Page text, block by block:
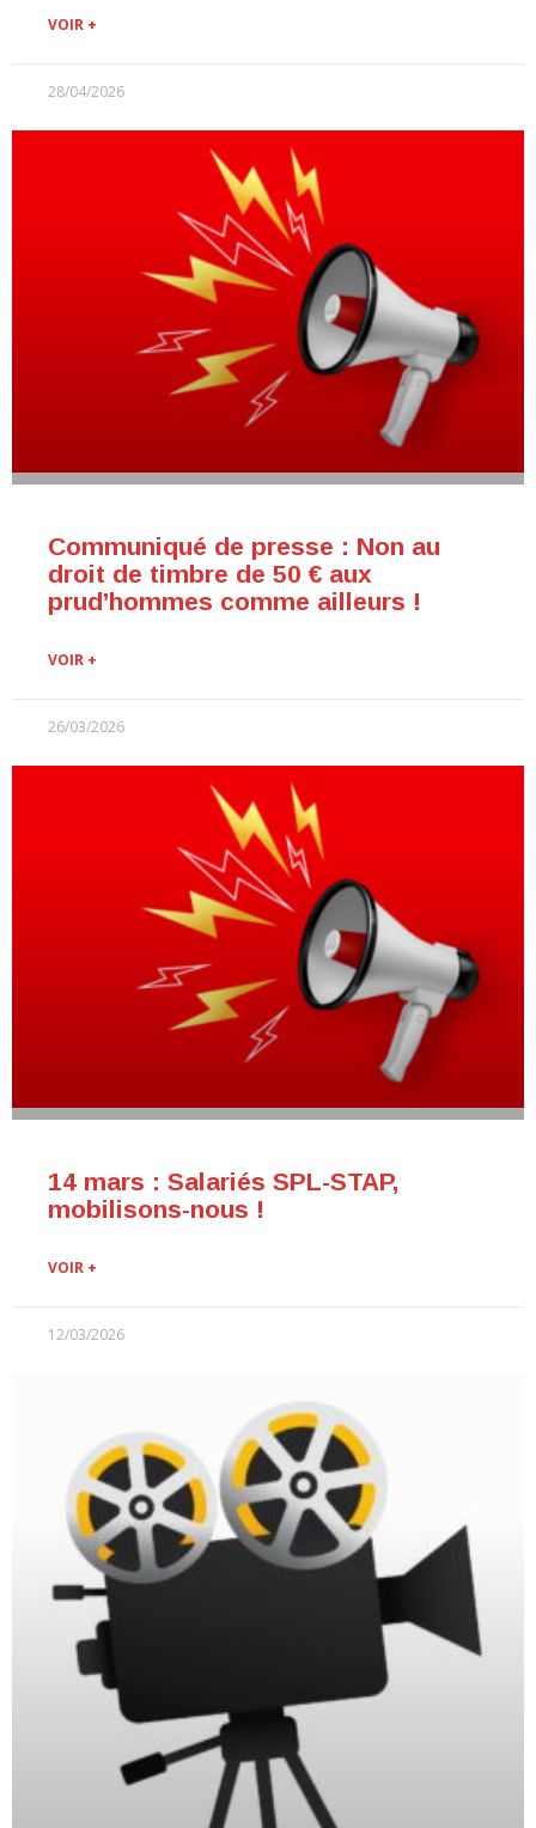
VOIR +
28/04/2026
Communiqué de presse : Non au
droit de timbre de 50 € aux
prud’hommes comme ailleurs !
VOIR +
26/03/2026
14 mars : Salariés SPL-STAP,
mobilisons-nous !
VOIR +
12/03/2026